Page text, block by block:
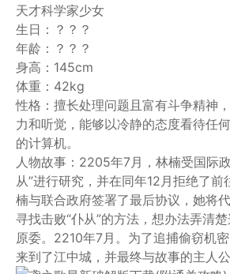
天才科学家少女
生日：？？？
年龄：？？？
身高：145cm
体重：42kg
性格：擅长处理问题且富有斗争精神
力和听觉，能够以冷静的态度看待任
的计算机。
人物故事：2205年7月，林楠受国际
从”进行研究，并在同年12月拒绝了前
楠与联合政府签署了最后协议，她将
寻找击败“仆从”的方法，想办法弄清
原委。2210年7月。为了追捕偷窃机
来到了江中城，并最终与故事的主人公